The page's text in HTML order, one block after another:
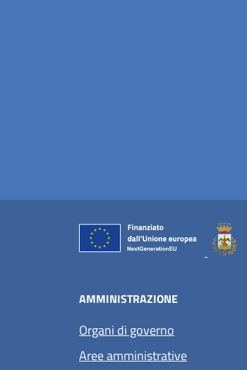
AMMINISTRAZIONE
Organi di governo
Aree amministrative